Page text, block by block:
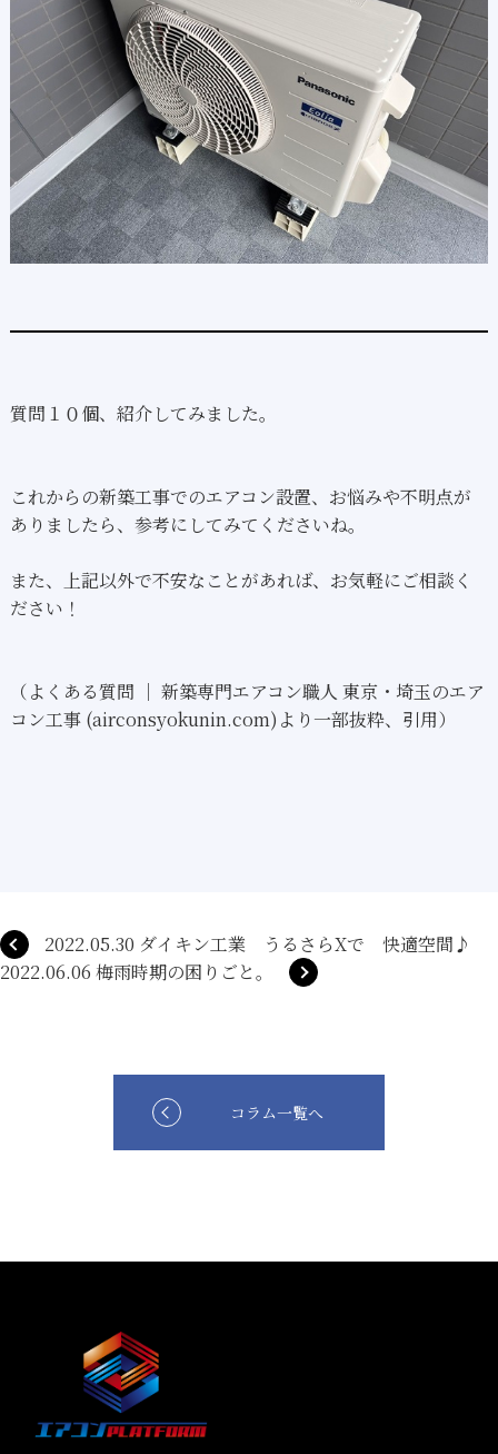
質問１０個、紹介してみました。
これからの新築工事でのエアコン設置、お悩みや不明点が
ありましたら、参考にしてみてくださいね。
また、上記以外で不安なことがあれば、お気軽にご相談く
ださい！
（よくある質問 ｜ 新築専門エアコン職人 東京・埼玉のエア
コン工事 (airconsyokunin.com)より一部抜粋、引用）
2022.05.30 ダイキン工業 うるさらXで 快適空間♪
2022.06.06 梅雨時期の困りごと。
コラム一覧へ